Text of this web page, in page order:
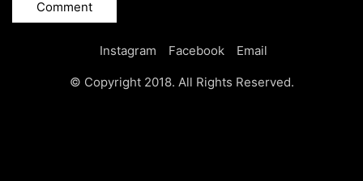
Instagram Facebook Email
© Copyright 2018. All Rights Reserved.